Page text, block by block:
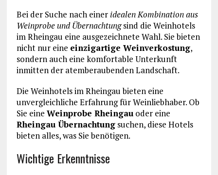
Bei der Suche nach einer idealen Kombination aus
Weinprobe und Übernachtungsind die Weinhotels
im Rheingau eine ausgezeichnete Wahl. Sie bieten
nicht nur eine einzigartige Weinverkostung,
sondern auch eine komfortable Unterkunft
inmitten der atemberaubenden Landschaft.
Die Weinhotels im Rheingau bieten eine
unvergleichliche Erfahrung für Weinliebhaber. Ob
Sie eine Weinprobe Rheingauoder eine
Rheingau Übernachtungsuchen, diese Hotels
bieten alles, was Sie benötigen.
Wichtige Erkenntnisse